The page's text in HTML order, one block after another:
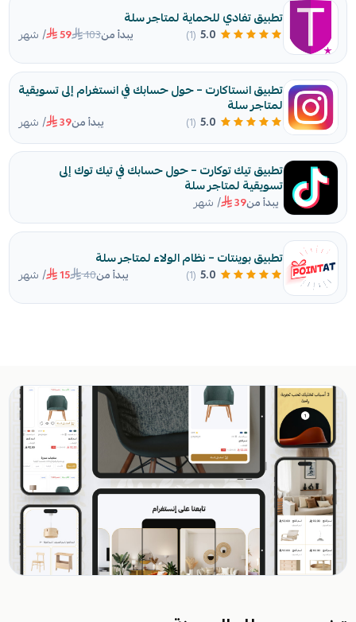
تطبيق تفادي للحماية لمتاجر سلة
5.0
(1) يبدأ من103
59 / شهر
تطبيق انستاكارت – حول حسابك في انستغرام إلى تسويقية
لمتاجر سلة
5.0
(1) يبدأ من39 / شهر
تطبيق تيك توكارت – حول حسابك في تيك توك إلى
تسويقية لمتاجر سلة
يبدأ من39 / شهر
تطبيق بوينتات – نظام الولاء لمتاجر سلة
5.0
(1) يبدأ من40
15 / شهر